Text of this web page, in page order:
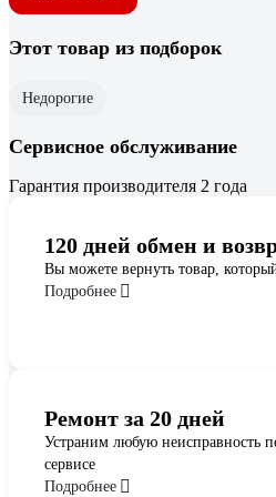
Этот товар из подборок
Недорогие
Сервисное обслуживание
Гарантия производителя 2 года
120 дней обмен и
Вы можете вернуть товар,
Подробнее
Ремонт за 20 дней
Устраним любую неисправность
сервисе
Подробнее